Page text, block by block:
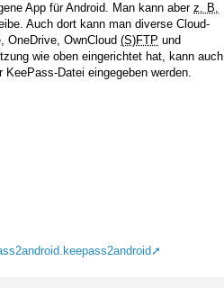
App für Android. Man kann aberz. B.
Auch dort kann man diverse Cloud-
OneDrive, OwnCloud (S)FTP und
wie oben eingerichtet hat, kann auch
Datei eingegeben werden.